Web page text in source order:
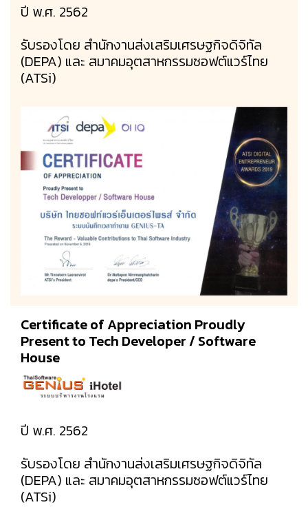
ปี พ.ศ. 2562
รับรองโดย สำนักงานส่งเสริมเศรษฐกิจดิจิทัล
(DEPA) และ สมาคมอุตสาหกรรมซอฟต์แวร์ไทย
(ATSi)
Certificate of Appreciation Proudly
Present to Tech Developer / Software
House
ปี พ.ศ. 2562
รับรองโดย สำนักงานส่งเสริมเศรษฐกิจดิจิทัล
(DEPA) และ สมาคมอุตสาหกรรมซอฟต์แวร์ไทย
(ATSi)